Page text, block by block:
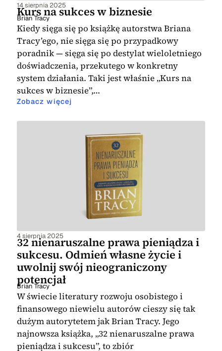
14 sierpnia 2025
Kurs na sukces w biznesie
Brian Tracy
Kiedy sięga się po książkę autorstwa Briana
Tracy’ego, nie sięga się po przypadkowy
poradnik — sięga się po destylat wieloletniego
doświadczenia, przekutego w konkretny
system działania. Taki jest właśnie „Kurs na
sukces w biznesie”,…
Zobacz więcej
4 sierpnia 2025
32 nienaruszalne prawa pieniądza i
sukcesu. Odmień własne życie i
uwolnij swój nieograniczony
potencjał
Brian Tracy
W świecie literatury rozwoju osobistego i
finansowego niewielu autorów cieszy się tak
dużym autorytetem jak Brian Tracy. Jego
najnowsza książka, „32 nienaruszalne prawa
pieniądza i sukcesu”, to zbiór